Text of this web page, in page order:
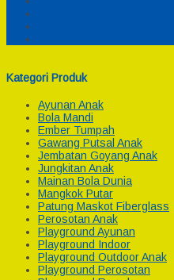
Kategori Produk
Ayunan Anak
Bola Mandi
Ember Tumpah
Gawang Putsal Anak
Jembatan Goyang Anak
Jungkitan Anak
Mainan Bola Dunia
Mangkok Putar
Patung Maskot Fiberglass
Perosotan Anak
Playground Ayunan
Playground Indoor
Playground Outdoor Anak
Playground Perosotan